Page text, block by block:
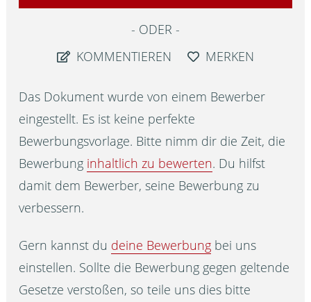
ODER
KOMMENTIEREN
MERKEN
Das Dokument wurde von einem Bewerber
eingestellt. Es ist keine perfekte
Bewerbungsvorlage. Bitte nimm dir die Zeit, die
Bewerbung inhaltlich zu bewerten. Du hilfst
damit dem Bewerber, seine Bewerbung zu
verbessern.
Gern kannst du deine Bewerbung bei uns
einstellen. Sollte die Bewerbung gegen geltende
Gesetze verstoßen, so teile uns dies bitte